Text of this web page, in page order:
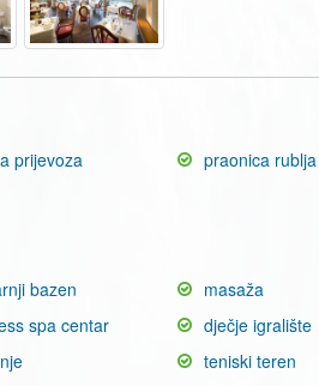
prijevoza
praonica rublja
bazen
masaža
spa centar
dječje igralište
teniski teren